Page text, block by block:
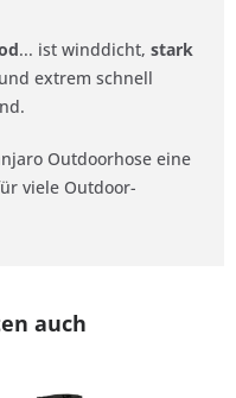
... ist winddicht, stark
und extrem schnell
Outdoorhose eine
viele Outdoor-
auch